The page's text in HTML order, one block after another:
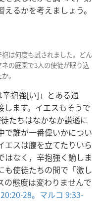
るかを考えましょう。
は何度も試されました。どん
の庭園で3人の使徒が眠り込
。
辛抱強[い]」とある通
します。イエスもそうで
たちはなかなか謙遜に
で誰が一番偉いかについ
エスは腹を立てたりいら
はなく，辛抱強く諭しま
も使徒たちの間で「激し
の態度は変わりませんで
28。 マルコ 9:33-